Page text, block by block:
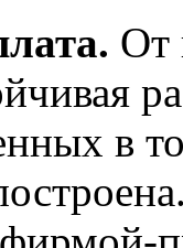
От
в